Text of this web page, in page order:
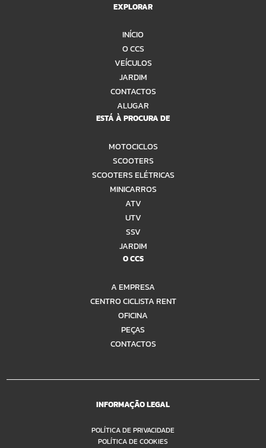
EXPLORAR
INÍCIO
O CCS
VEÍCULOS
JARDIM
CONTACTOS
ALUGAR
ESTÁ À PROCURA DE
MOTOCICLOS
SCOOTERS
SCOOTERS ELÉTRICAS
MINICARROS
ATV
UTV
SSV
JARDIM
O CCS
A EMPRESA
CENTRO CICLISTA RENT
OFICINA
PEÇAS
CONTACTOS
INFORMAÇÃO LEGAL
POLÍTICA DE PRIVACIDADE
POLÍTICA DE COOKIES